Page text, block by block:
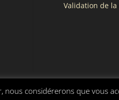
Validation de
considérerons que vous